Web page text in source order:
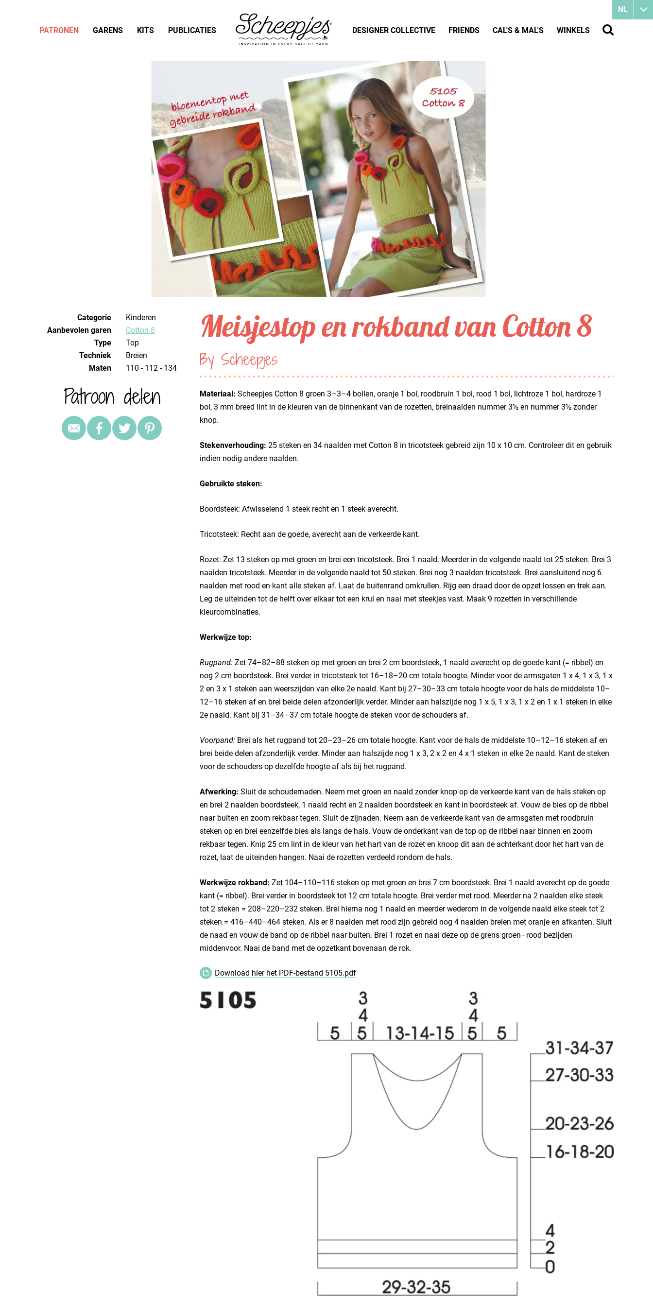
Categorie
Kinderen
Aanbevolen garen
Cotton 8
Type
Top
Techniek
breien
Maten
110 - 112 - 134
Patroon delen
Meisjestop en rokband van Cotton 8
By Scheepjes
Materiaal: Scheepjes Cotton 8 groen 3–3–4 bollen, oranje 1 bol, roodbruin 1 bol, rood 1 bol, lichtroze 1 bol, hardroze 1
bol, 3 mm breed lint in de kleuren van de binnenkant van de rozetten, breinaalden nummer 3½ en nummer 3½ zonder
knop.
Stekenverhouding: 25 steken en 34 naalden met Cotton 8 in tricotsteek gebreid zijn 10 x 10 cm. Controleer dit en gebruik
indien nodig andere naalden.
Gebruikte steken:
Boordsteek: Afwisselend 1 steek recht en 1 steek averecht.
Tricotsteek: Recht aan de goede, averecht aan de verkeerde kant.
Rozet: Zet 13 steken op met groen en brei een tricotsteek. Brei 1 naald. Meerder in de volgende naald tot 25 steken. Brei 3
naalden tricotsteek. Meerder in de volgende naald tot 50 steken. Brei nog 3 naalden tricotsteek. Brei aansluitend nog 6
naalden met rood en kant alle steken af. Laat de buitenrand omkrullen. Rijg een draad door de opzet lossen en trek aan.
Leg de uiteinden tot de helft over elkaar tot een krul en naai met steekjes vast. Maak 9 rozetten in verschillende
kleurcombinaties.
Werkwijze top:
Rugpand:Zet 74–82–88 steken op met groen en brei 2 cm boordsteek, 1 naald averecht op de goede kant (= ribbel) en
nog 2 cm boordsteek. Brei verder in tricotsteek tot 16–18–20 cm totale hoogte. Minder voor de armsgaten 1 x 4, 1 x 3, 1 x
2 en 3 x 1 steken aan weerszijden van elke 2e naald. Kant bij 27–30–33 cm totale hoogte voor de hals de middelste 10–
12–16 steken af en brei beide delen afzonderlijk verder. Minder aan halszijde nog 1 x 5, 1 x 3, 1 x 2 en 1 x 1 steken in elke
2e naald. Kant bij 31–34–37 cm totale hoogte de steken voor de schouders af.
Voorpand:Brei als het rugpand tot 20–23–26 cm totale hoogte. Kant voor de hals de middelste 10–12–16 steken af en
brei beide delen afzonderlijk verder. Minder aan halszijde nog 1 x 3, 2 x 2 en 4 x 1 steken in elke 2e naald. Kant de steken
voor de schouders op dezelfde hoogte af als bij het rugpand.
Afwerking: Sluit de schoudernaden. Neem met groen en naald zonder knop op de verkeerde kant van de hals steken op
en brei 2 naalden boordsteek, 1 naald recht en 2 naalden boordsteek en kant in boordsteek af. Vouw de bies op de ribbel
naar buiten en zoom rekbaar tegen. Sluit de zijnaden. Neem aan de verkeerde kant van de armsgaten met roodbruin
steken op en brei eenzelfde bies als langs de hals. Vouw de onderkant van de top op de ribbel naar binnen en zoom
rekbaar tegen. Knip 25 cm lint in de kleur van het hart van de rozet en knoop dit aan de achterkant door het hart van de
rozet, laat de uiteinden hangen. Naai de rozetten verdeeld rondom de hals.
Werkwijze rokband: Zet 104–110–116 steken op met groen en brei 7 cm boordsteek. Brei 1 naald averecht op de goede
kant (= ribbel). Brei verder in boordsteek tot 12 cm totale hoogte. Brei verder met rood. Meerder na 2 naalden elke steek
tot 2 steken = 208–220–232 steken. Brei hierna nog 1 naald en meerder wederom in de volgende naald elke steek tot 2
steken = 416–440–464 steken. Als er 8 naalden met rood zijn gebreid nog 4 naalden breien met oranje en afkanten. Sluit
de naad en vouw de band op de ribbel naar buiten. Brei 1 rozet en naai deze op de grens groen–rood bezijden
middenvoor. Naai de band met de opzetkant bovenaan de rok.
Download hier het PDF-bestand 5105.pdf
NL
PATRONEN GARENS KITS PUBLICATIES DESIGNER COLLECTIVE FRIENDS CAL'S & MAL'S WINKELS